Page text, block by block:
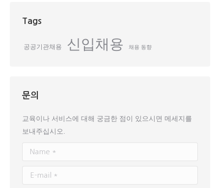
Tags
공공기관채용 신입채용 채용 동향
문의
교육이나 서비스에 대해 궁금한 점이 있으시면 메세지를
보내주십시오.
Name *
E-mail *